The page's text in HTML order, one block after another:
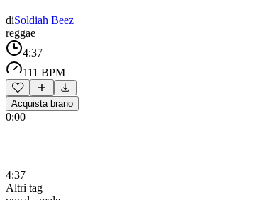
diSoldiah Beez
reggae
4:37
111 BPM
Acquista brano
0:00
4:37
Altri tag